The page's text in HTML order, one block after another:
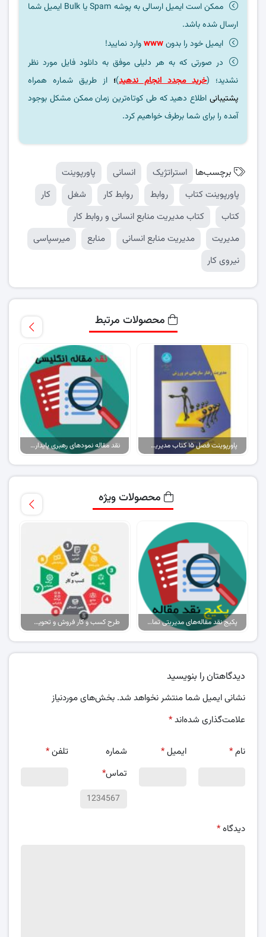
ممکن است ایمیل ارسالی به پوشه Spam یا Bulk ایمیل شما
ارسال شده باشد.
ایمیل خود را بدونwwwوارد نمایید!
در صورتی که به هر دلیلی موفق به دانلود فایل مورد نظر
نشدید؛ (خرید مجدد انجام ندهید)؛ از طریق شماره همراه
پشتیبانی اطلاع دهید که طی کوتاه‌ترین زمان ممکن مشکل بوجود
آمده را برای شما برطرف خواهیم کرد.
برچسب‌ها استراتژیک انسانی
پاورپوینت
پاورپوینت کتاب
روابط روابط کار شغل
کار
کتاب
کتاب مدیریت منابع انسانی و روابط کار
مدیریت
مدیریت منابع انسانی منابع
میرسپاسی
نیروی کار
محصولات مرتبط
پاورپوینت فصل ۱۵ کتاب مدیریت رفتار سازمانی در ورزش نقد مقاله نمودهای رهبری پایدار در سازمان یادگیرنده
محصولات ویژه
پکیج نقد مقاله‌های مدیریتی تمام گرایش‌ها طرح کسب و کار فروش و تحویل پیتزا در ایران
دیدگاهتان را بنویسید
نشانی ایمیل شما منتشر نخواهد شد. بخش‌های موردنیاز
علامت‌گذاری شده‌اند*
نام* ایمیل*
شماره
تماس*
تلفن*
دیدگاه*